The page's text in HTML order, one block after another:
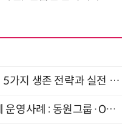
AI × Design : UX디자이너의 5가지 생존 전략과 실전 대응 8월 28일 개최
B2B에서 B2C까지, 현장 실제 운영사례 : 동원그룹·OCI·다이닝브랜즈그룹·당근 (8/27)